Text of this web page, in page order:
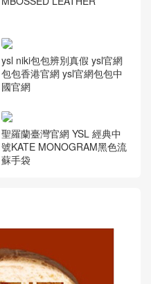
聖羅蘭 臺灣臺北市、新北市 y
sl Monogram College 42805
6 女包價格和圖片
YSL ENVELOPE MEDIUM BA
G 中號絎縫織紋黑色皮革信封
包
G IN GRAIN DE POUDRE E